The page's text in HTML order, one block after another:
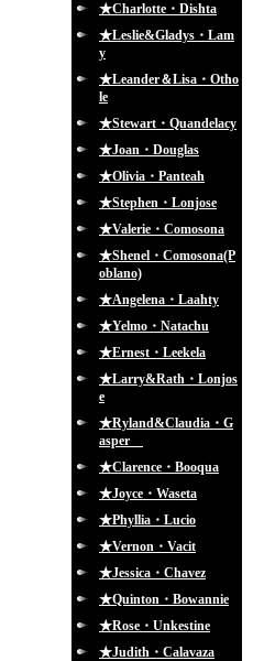
★Charlotte・Dishta
★Leslie&Gladys・Lam
y
★Leander＆Lisa・Otho
le
★Stewart・Quandelacy
★Joan・Douglas
★Olivia・Panteah
★Stephen・Lonjose
★Valerie・Comosona
★Shenel・Comosona(P
oblano)
★Angelena・Laahty
★Yelmo・Natachu
★Ernest・Leekela
★Larry&Rath・Lonjos
e
★Ryland&Claudia・G
asper
★Clarence・Booqua
★Joyce・Waseta
★Phyllia・Lucio
★Vernon・Vacit
★Jessica・Chavez
★Quinton・Bowannie
★Rose・Unkestine
★Judith・Calavaza